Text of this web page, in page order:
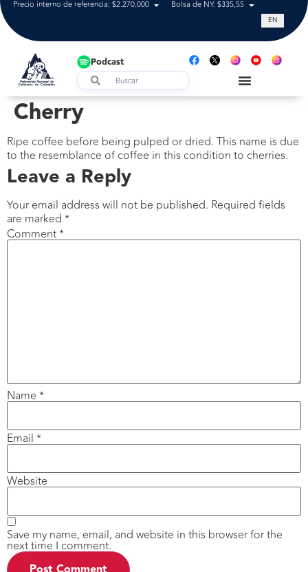
Precio interno de referencia: $2.270.000 Bolsa de NY: $335,55 Tasa de
EN
Podcast
Cherry
Ripe coffee before being pulped or dried. This name is due
to the resemblance of coffee in this condition to cherries.
Leave a Reply
Your email address will not be published. Required fields
are marked *
Comment*
Name *
Email *
Website
Save my name, email, and website in this browser for the
next time I comment.